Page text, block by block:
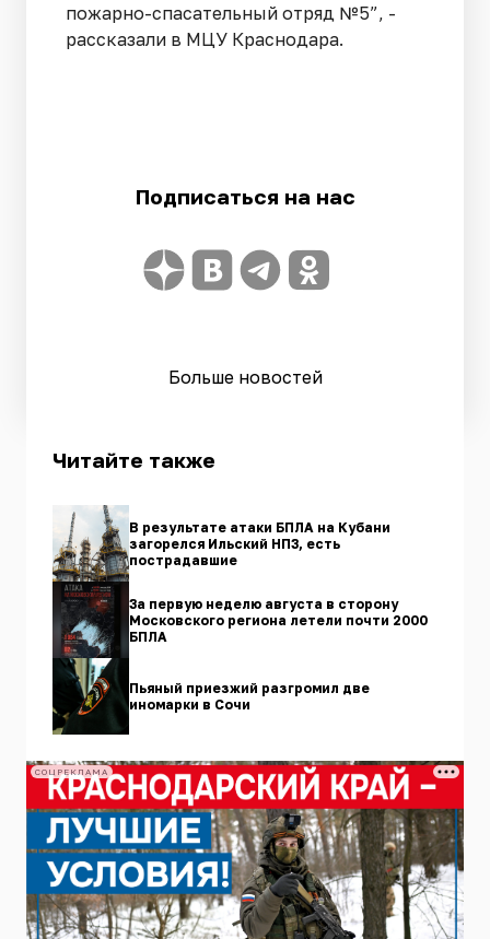
пожарно-спасательный отряд №5”, -
рассказали в МЦУ Краснодара.
Подписаться на нас
Больше новостей
Читайте также
В результате атаки БПЛА на Кубани
загорелся Ильский НПЗ, есть
пострадавшие
За первую неделю августа в сторону
Московского региона летели почти 2000
БПЛА
Пьяный приезжий разгромил две
иномарки в Сочи
СОЦРЕКЛАМА